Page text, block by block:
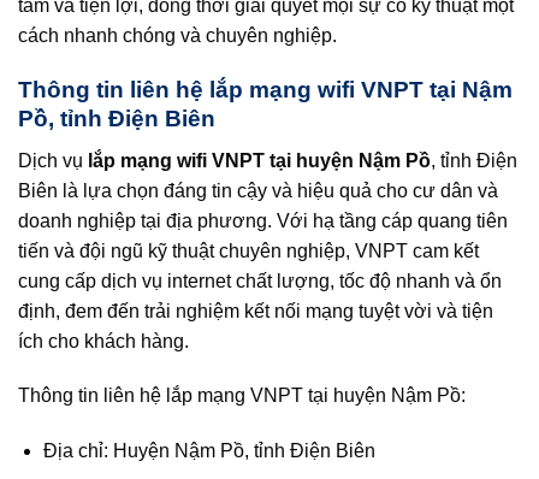
tâm và tiện lợi, đồng thời giải quyết mọi sự cố kỹ thuật một
cách nhanh chóng và chuyên nghiệp.
Thông tin liên hệ lắp mạng wifi VNPT tại Nậm
Pồ, tỉnh Điện Biên
Dịch vụ lắp mạng wifi VNPT tại huyện Nậm Pồ, tỉnh Điện
Biên là lựa chọn đáng tin cậy và hiệu quả cho cư dân và
doanh nghiệp tại địa phương. Với hạ tầng cáp quang tiên
tiến và đội ngũ kỹ thuật chuyên nghiệp, VNPT cam kết
cung cấp dịch vụ internet chất lượng, tốc độ nhanh và ổn
định, đem đến trải nghiệm kết nối mạng tuyệt vời và tiện
ích cho khách hàng.
Thông tin liên hệ lắp mạng VNPT tại huyện Nậm Pồ:
Địa chỉ: Huyện Nậm Pồ, tỉnh Điện Biên